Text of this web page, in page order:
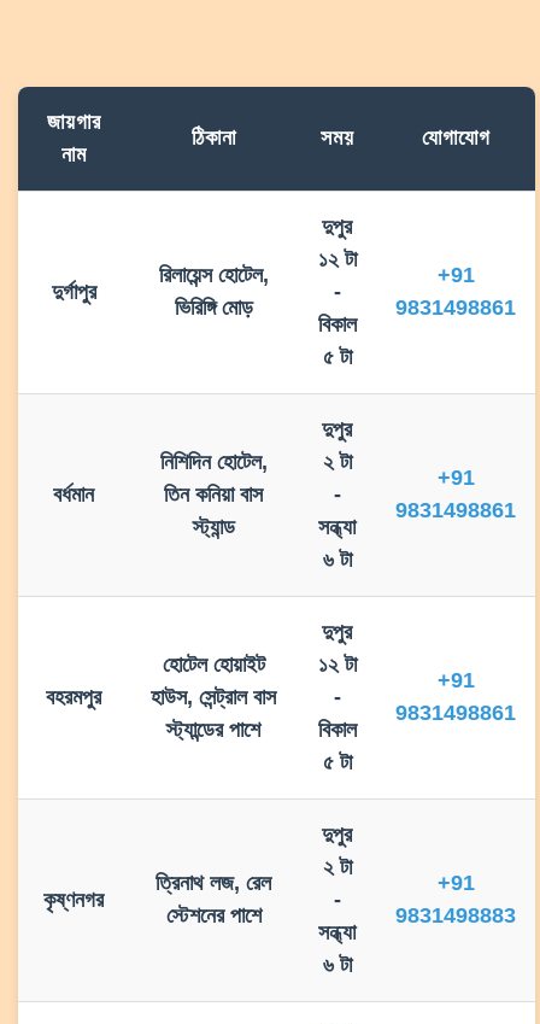
জায়গার
নাম
ঠিকানা সময় যোগাযোগ
দুর্গাপুর
রিলায়েন্স হোটেল,
ভিরিঙ্গি মোড়
দুপুর
১২ টা
-
বিকাল
৫ টা
+91
9831498861
বর্ধমান
নিশিদিন হোটেল,
তিন কনিয়া বাস
স্ট্যান্ড
দুপুর
২ টা
-
সন্ধ্যা
৬ টা
+91
9831498861
বহরমপুর
হোটেল হোয়াইট
হাউস, সেন্ট্রাল বাস
স্ট্যান্ডের পাশে
দুপুর
১২ টা
-
বিকাল
৫ টা
+91
9831498861
কৃষ্ণনগর
ত্রিনাথ লজ, রেল
স্টেশনের পাশে
দুপুর
২ টা
-
সন্ধ্যা
৬ টা
+91
9831498883